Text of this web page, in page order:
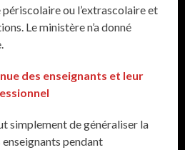
périscolaire ou l’extrascolaire et
Le ministère n’a donné
des enseignants et leur
simplement de généraliser la
pendant